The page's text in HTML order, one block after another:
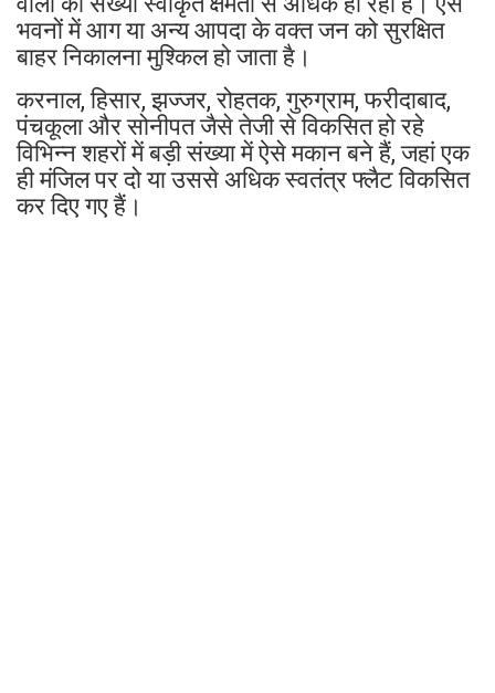
भवनों में आग या अन्य आपदा के वक्त जन को सुरक्षित
बाहर निकालना मुश्किल हो जाता है।
करनाल, हिसार, झज्जर, रोहतक, गुरुग्राम, फरीदाबाद,
पंचकूला और सोनीपत जैसे तेजी से विकसित हो रहे
विभिन्न शहरों में बड़ी संख्या में ऐसे मकान बने हैं, जहां एक
ही मंजिल पर दो या उससे अधिक स्वतंत्र फ्लैट विकसित
कर दिए गए हैं।